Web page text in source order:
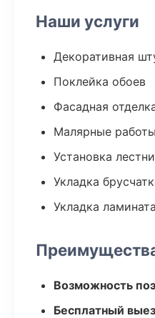
Наши услуги
Декоративная
Поклейка обоев
Фасадная
Малярные работы
Установка
Укладка
Укладка ламината
Возможность
Бесплатный